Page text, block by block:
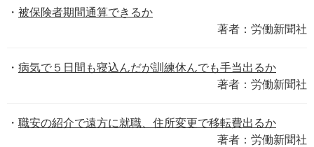
被保険者期間通算できるか
著者：労働新聞社
病気で５日間も寝込んだが訓練休んでも手当出るか
著者：労働新聞社
職安の紹介で遠方に就職、住所変更で移転費出るか
著者：労働新聞社